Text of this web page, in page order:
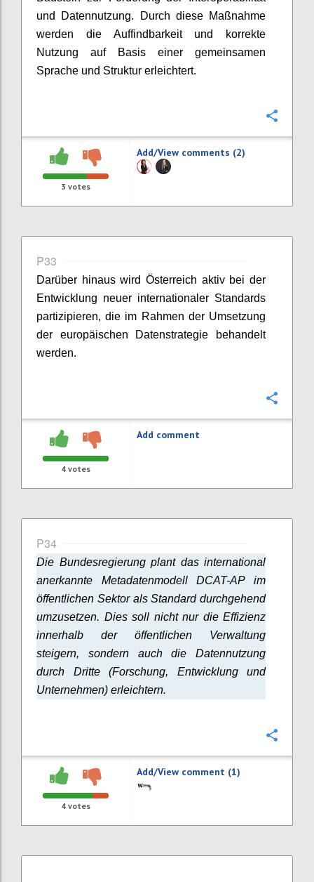
und Datennutzung. Durch diese Maßnahme
werden die Auffindbarkeit und korrekte
Nutzung auf Basis einer gemeinsamen
Sprache und Struktur erleichtert.
3 votes
Add/View comments (2)
P33
Darüber hinaus wird Österreich aktiv bei der
Entwicklung neuer internationaler Standards
partizipieren, die im Rahmen der Umsetzung
der europäischen Datenstrategie behandelt
werden.
4 votes
Add comment
P34
Die Bundesregierung plant das international
anerkannte Metadatenmodell DCAT-AP im
öffentlichen Sektor als Standard durchgehend
umzusetzen. Dies soll nicht nur die Effizienz
innerhalb der öffentlichen Verwaltung
steigern, sondern auch die Datennutzung
durch Dritte (Forschung, Entwicklung und
Unternehmen) erleichtern.
4 votes
Add/View comment (1)